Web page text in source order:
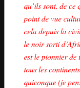
qu’ils sont, de ce
point de vue
cela depuis la
le noir sorti
est le pionnier de
tous les
quiconque (je